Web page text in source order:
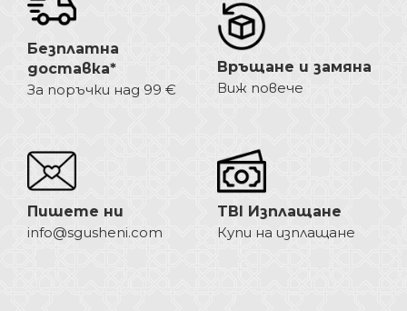
Безплатна
доставка*
За поръчки над 99 €
Връщане и замяна
Виж повече
Пишете ни
info@sgusheni.com
TBI Изплащане
Купи на изплащане